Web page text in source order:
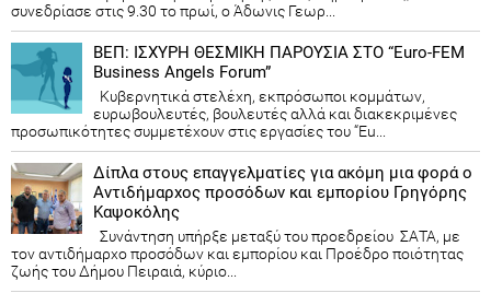
συνεδρίασε στις 9.30 το πρωί, ο Άδωνις Γεωρ...
ΒΕΠ: ΙΣΧΥΡΗ ΘΕΣΜΙΚΗ ΠΑΡΟΥΣΙΑ ΣΤΟ “Euro-FEM
Business Angels Forum”
Κυβερνητικά στελέχη, εκπρόσωποι κομμάτων,
ευρωβουλευτές, βουλευτές αλλά και διακεκριμένες
προσωπικότητες συμμετέχουν στις εργασίες του “Eu...
Δίπλα στους επαγγελματίες για ακόμη μια φορά ο
Αντιδήμαρχος προσόδων και εμπορίου Γρηγόρης
Καψοκόλης
Συνάντηση υπήρξε μεταξύ του προεδρείου ΣΑΤΑ, με
τον αντιδήμαρχο προσόδων και εμπορίου και Προέδρο ποιότητας
ζωής του Δήμου Πειραιά, κύριο...